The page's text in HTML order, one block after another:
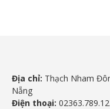
Địa chỉ: Thạch Nham
Nẵng
Điện thoại: